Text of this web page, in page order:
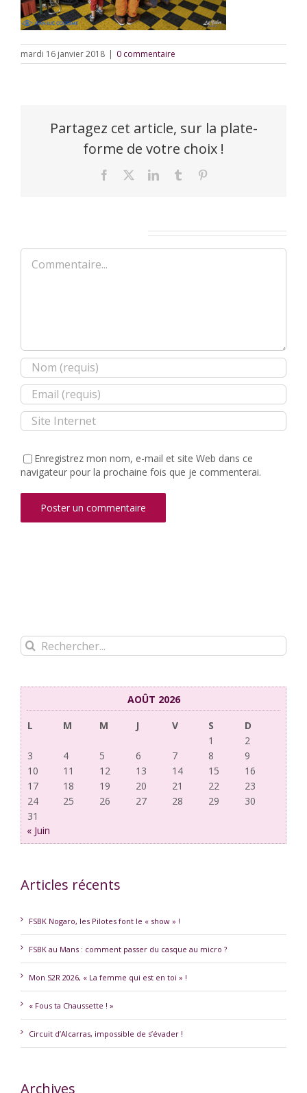
mardi 16 janvier 2018 | 0 commentaire
Partagez cet article, sur la plate-
forme de votre choix !
Facebook LinkedInTumblr
Commentaire
Enregistrez mon nom, e-mail et site Web dans ce
navigateur pour la prochaine fois que je commenterai.
Rechercher:
AOÛT 2026
L
M M J V S
D
1
2
3
4 5 6 7 8
9
10
11 12 13 14 15
16
17
18 19 20 21 22
23
24
25 26 27 28 29
30
31
« Juin
Articles récents
FSBK Nogaro, les Pilotes font le « show » !
FSBK au Mans : comment passer du casque au micro ?
Mon S2R 2026, « La femme qui est en toi » !
« Fous ta Chaussette ! »
Circuit d’Alcarras, impossible de s’évader !
Archives